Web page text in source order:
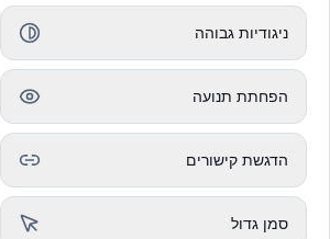
ניגודיות גבוהה
הפחתת תנועה
הדגשת קישורים
סמן גדול